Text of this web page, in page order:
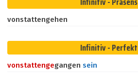
vonstattengehen
Infinitiv - Perfekt
vonstattengegangen sein